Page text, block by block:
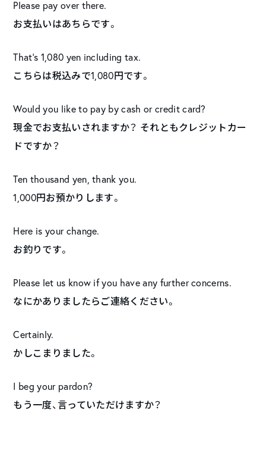
Please pay over there.
お支払いはあちらです。
That’s 1,080 yen including tax.
こちらは税込みで1,080円です。
Would you like to pay by cash or credit card?
現金でお支払いされますか？ それともクレジットカー
ドですか？
Ten thousand yen, thank you.
1,000円お預かりします。
Here is your change.
お釣りです。
Please let us know if you have any further concerns.
なにかありましたらご連絡ください。
Certainly.
かしこまりました。
I beg your pardon?
もう一度、言っていただけますか？